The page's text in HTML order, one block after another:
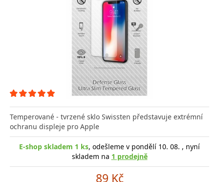
Temperované - tvrzené sklo Swissten představuje extrémní
ochranu displeje pro Apple
E-shop skladem 1 ks, odešleme v pondělí 10. 08. , nyní
skladem na 1 prodejně
89 Kč